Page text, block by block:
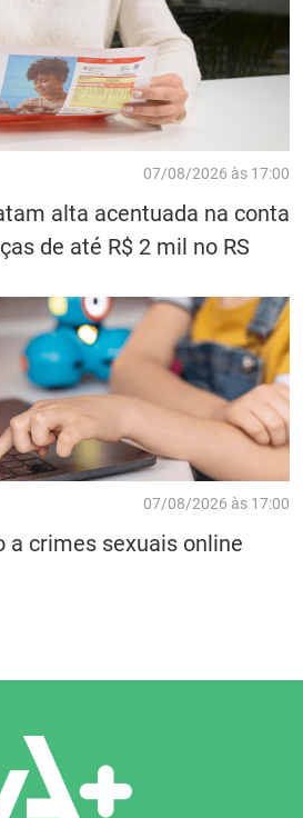
07/08/2026 às 17:00
alta acentuada na conta
de até R$ 2 mil no RS
07/08/2026 às 17:00
a crimes sexuais online